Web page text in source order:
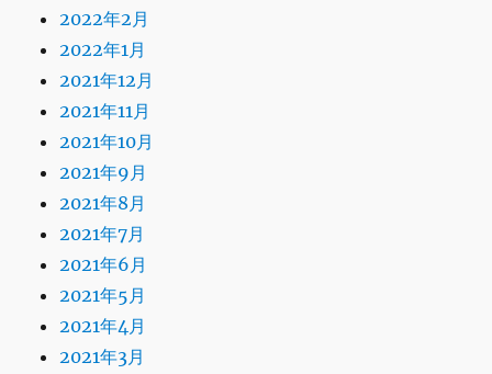
2022年2月
2022年1月
2021年12月
2021年11月
2021年10月
2021年9月
2021年8月
2021年7月
2021年6月
2021年5月
2021年4月
2021年3月